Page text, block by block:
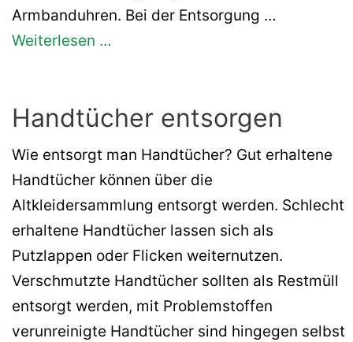
Armbanduhren. Bei der Entsorgung …
Weiterlesen …
Handtücher entsorgen
Wie entsorgt man Handtücher? Gut erhaltene
Handtücher können über die
Altkleidersammlung entsorgt werden. Schlecht
erhaltene Handtücher lassen sich als
Putzlappen oder Flicken weiternutzen.
Verschmutzte Handtücher sollten als Restmüll
entsorgt werden, mit Problemstoffen
verunreinigte Handtücher sind hingegen selbst